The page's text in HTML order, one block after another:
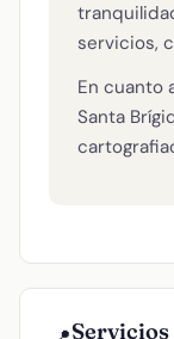
servicios,
En cuanto
Santa
Servicios